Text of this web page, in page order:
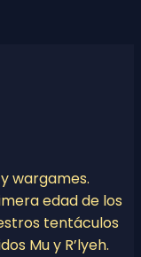
wargames.
edad de los
tentáculos
Mu y R’lyeh.